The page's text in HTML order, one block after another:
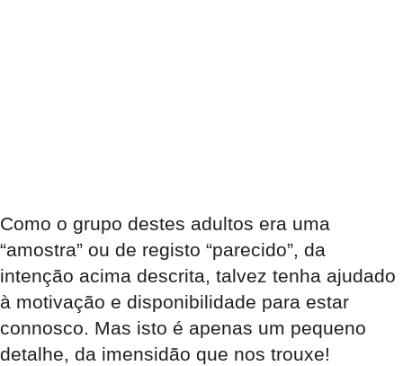
Como o grupo destes adultos era uma
“amostra” ou de registo “parecido”, da
intenção acima descrita, talvez tenha ajudado
à motivação e disponibilidade para estar
connosco. Mas isto é apenas um pequeno
detalhe, da imensidão que nos trouxe!